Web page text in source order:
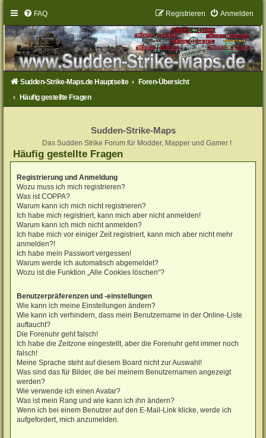
FAQ Anmelden
Registrieren
Sudden-Strike-Maps.de Hauptseite
Foren-Übersicht
Häufig gestellte Fragen
Sudden-Strike-Maps
Das Sudden Strike Forum für Modder, Mapper und Gamer !
Häufig gestellte Fragen
Registrierung und Anmeldung
Wozu muss ich mich registrieren?
Was ist COPPA?
Warum kann ich mich nicht registrieren?
Ich habe mich registriert, kann mich aber nicht anmelden!
Warum kann ich mich nicht anmelden?
Ich habe mich vor einiger Zeit registriert, kann mich aber nicht mehr
anmelden?!
Ich habe mein Passwort vergessen!
Warum werde ich automatisch abgemeldet?
Wozu ist die Funktion „Alle Cookies löschen“?
Benutzerpräferenzen und -einstellungen
Wie kann ich meine Einstellungen ändern?
Wie kann ich verhindern, dass mein Benutzername in der Online-Liste
auftaucht?
Die Forenuhr geht falsch!
Ich habe die Zeitzone eingestellt, aber die Forenuhr geht immer noch
falsch!
Meine Sprache steht auf diesem Board nicht zur Auswahl!
Was sind das für Bilder, die bei meinem Benutzernamen angezeigt
werden?
Wie verwende ich einen Avatar?
Was ist mein Rang und wie kann ich ihn ändern?
Wenn ich bei einem Benutzer auf den E-Mail-Link klicke, werde ich
aufgefordert, mich anzumelden.